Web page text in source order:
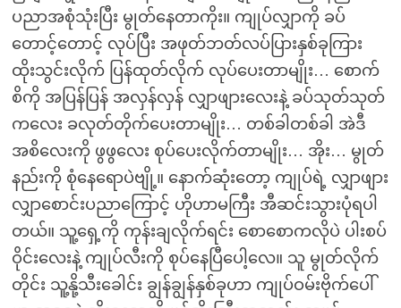
ပညာအစုံသုံးပြီး မွုတ်နေတာကိုး။ ကျုပ်လျှာကို ခပ်
တောင့်တောင့် လုပ်ပြီး အဖုတ်ဘတ်လပ်ပြားနှစ်ခုကြား
ထိုးသွင်းလိုက် ပြန်ထုတ်လိုက် လုပ်ပေးတာမျိုး… စောက်
စိကို အပြန်ပြန် အလှန်လှန် လျှာဖျားလေးနဲ့ ခပ်သုတ်သုတ်
ကလေး ခလုတ်တိုက်ပေးတာမျိုး… တစ်ခါတစ်ခါ အဲဒီ
အစိလေးကို ဖွဖွလေး စုပ်ပေးလိုက်တာမျိုး… အိုး… မွုတ်
နည်းကို စုံနေရောပဲဗျို့။ နောက်ဆုံးတော့ ကျုပ်ရဲ့ လျှာဖျား
လျှာစောင်းပညာကြောင့် ဟိုဟာမကြီး အီဆင်းသွားပုံရပါ
တယ်။ သူ့ရှေ့ကို ကုန်းချလိုက်ရင်း စောစောကလိုပဲ ပါးစပ်
ဝိုင်းလေးနဲ့ ကျုပ်လီးကို စုပ်နေပြီပေါ့လေ။ သူ မွုတ်လိုက်
တိုင်း သူ့နို့သီးခေါင်း ချွန်ချွန်နှစ်ခုဟာ ကျုပ်ဝမ်းဗိုက်ပေါ်